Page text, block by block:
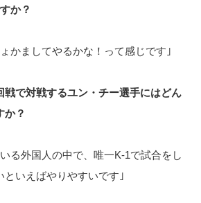
か？
かましてやるかな！って感じです｣
で対戦するユン・チー選手にはどん
か？
る外国人の中で、唯一K-1で試合をし
いえばやりやすいです｣